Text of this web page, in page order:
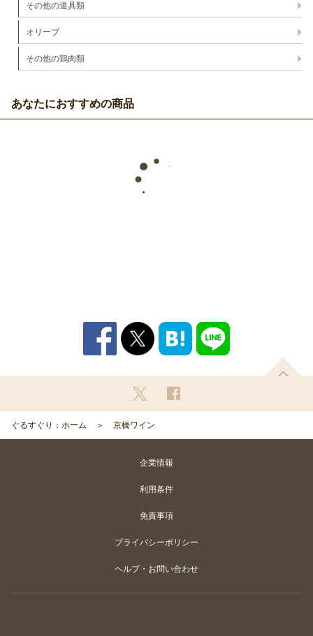
その他の道具類
オリーブ
その他の鶏肉類
あなたにおすすめの商品
ぐるすぐり：ホーム 京橋ワイン
企業情報
利用条件
免責事項
プライバシーポリシー
ヘルプ・お問い合わせ